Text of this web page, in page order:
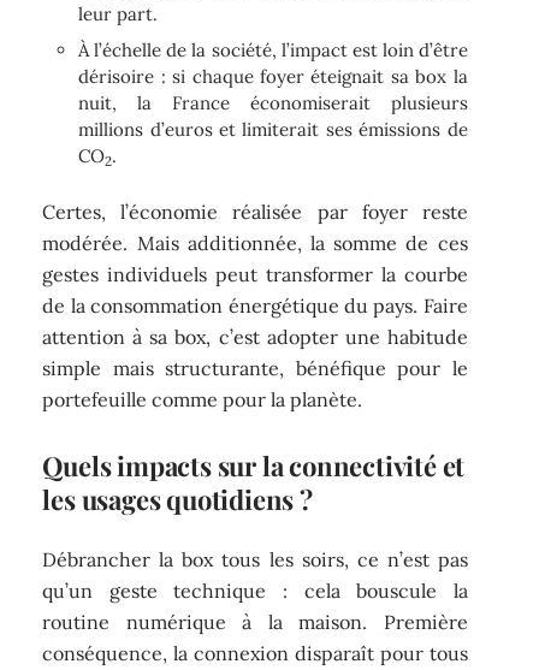
leur part.
À l’échelle de la société, l’impact est loin d’être
dérisoire : si chaque foyer éteignait sa box la
nuit, la France économiserait plusieurs
millions d’euros et limiterait ses émissions de
CO2.
Certes, l’économie réalisée par foyer reste
modérée. Mais additionnée, la somme de ces
gestes individuels peut transformer la courbe
de la consommation énergétique du pays. Faire
attention à sa box, c’est adopter une habitude
simple mais structurante, bénéfique pour le
portefeuille comme pour la planète.
Quels impacts sur la connectivité et
les usages quotidiens ?
Débrancher la box tous les soirs, ce n’est pas
qu’un geste technique : cela bouscule la
routine numérique à la maison. Première
conséquence, la connexion disparaît pour tous